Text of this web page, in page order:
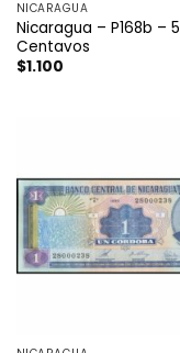
NICARAGUA
Nicaragua – P168b – 5
Centavos
$1.100